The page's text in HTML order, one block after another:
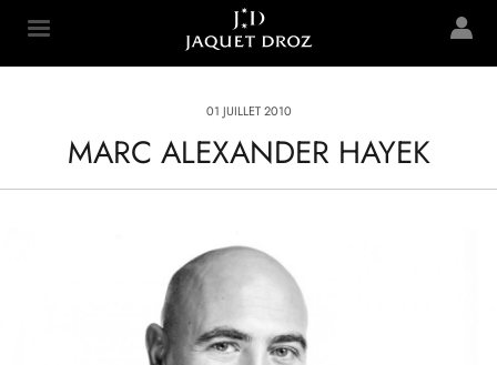
content
Jaquet Droz
01 JUILLET 2010
MARC ALEXANDER HAYEK